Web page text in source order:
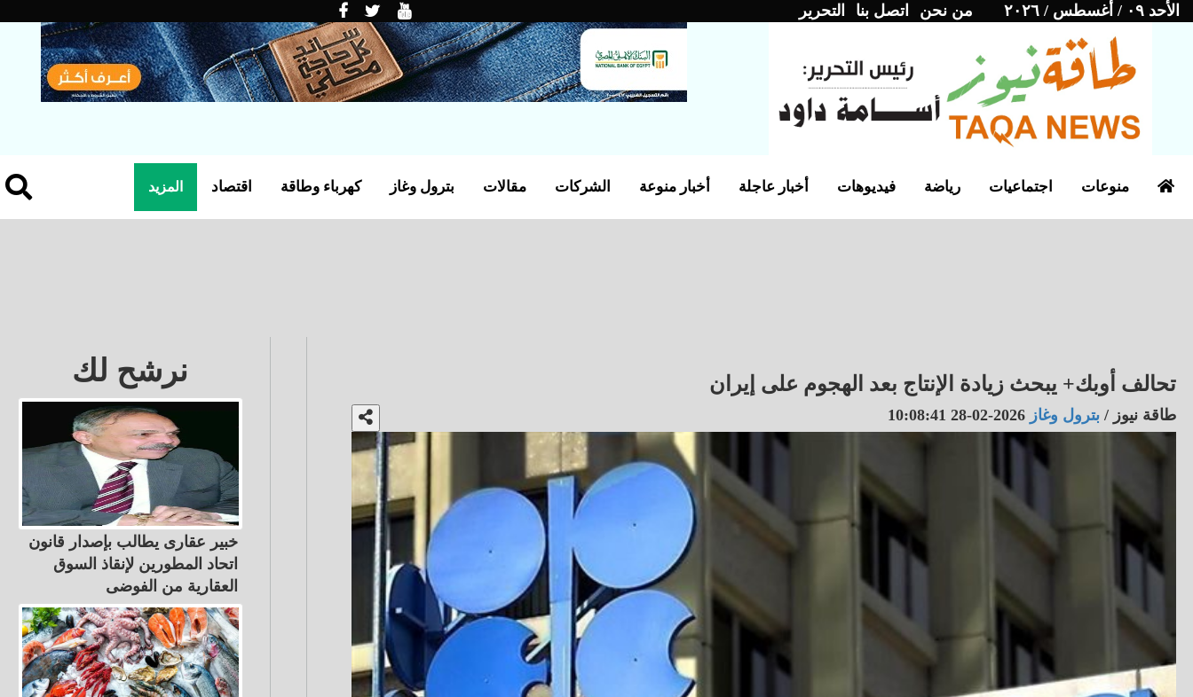
الأحد ٠٩ / أغسطس / ٢٠٢٦ من نحن اتصل بنا التحرير
المزيد اقتصاد كهرباء وطاقة بترول وغاز مقالات الشركات أخبار منوعة أخبار عاجلة فيديوهات رياضة اجتماعيات منوعات
تحالف أوبك+ يبحث زيادة الإنتاج بعد الهجوم على إيران
طاقة نيوز /بترول وغاز2026-02-28 10:08:41
نرشح لك
خبير عقارى يطالب بإصدار قانون
اتحاد المطورين لإنقاذ السوق
العقارية من الفوضى